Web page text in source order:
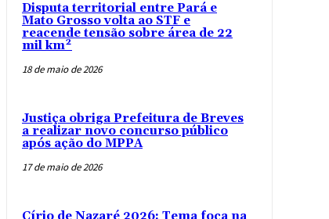
Disputa territorial entre Pará e
Mato Grosso volta ao STF e
reacende tensão sobre área de 22
mil km²
18 de maio de 2026
Justiça obriga Prefeitura de Breves
a realizar novo concurso público
após ação do MPPA
17 de maio de 2026